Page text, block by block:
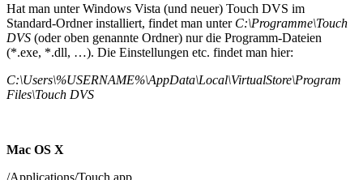
Hat man unter Windows Vista (und neuer) Touch DVS im
Standard-Ordner installiert, findet man unter C:\Programme\Touch
DVS (oder oben genannte Ordner) nur die Programm-Dateien
(*.exe, *.dll, …). Die Einstellungen etc. findet man hier:
C:\Users\%USERNAME%\AppData\Local\VirtualStore\Program
Files\Touch DVS
Mac OS X
/Applications/Touch.app